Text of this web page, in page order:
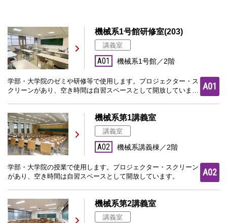
機械系1号館研修室(203)
講義室
A01 機械系1号館／2階
学部・大学院のゼミや研修等で使用します。プロジェクター・ス
クリーンがあり、空き時間は自習スペースとして開放していま
A01
機械系第1講義室
講義室
A02 機械系講義棟／2階
学部・大学院の授業で使用します。プロジェクター・スクリーン
があり、空き時間は自習スペースとして開放しています。
A02
機械系第2講義室
講義室